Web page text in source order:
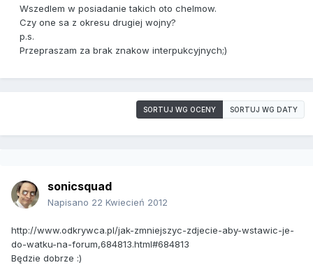
Wszedlem w posiadanie takich oto chelmow.
Czy one sa z okresu drugiej wojny?
p.s.
Przepraszam za brak znakow interpukcyjnych;)
SORTUJ WG OCENY SORTUJ WG DATY
sonicsquad
Napisano 22 Kwiecień 2012
http://www.odkrywca.pl/jak-zmniejszyc-zdjecie-aby-wstawic-je-
do-watku-na-forum,684813.html#684813
Będzie dobrze :)